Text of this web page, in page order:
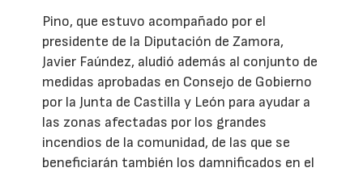
Pino, que estuvo acompañado por el
presidente de la Diputación de Zamora,
Javier Faúndez, aludió además al conjunto de
medidas aprobadas en Consejo de Gobierno
por la Junta de Castilla y León para ayudar a
las zonas afectadas por los grandes
incendios de la comunidad, de las que se
beneficiarán también los damnificados en el